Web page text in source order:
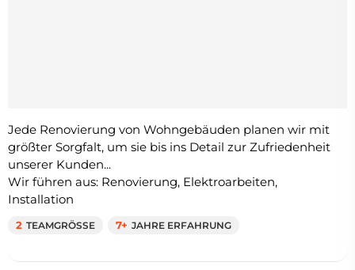
Jede Renovierung von Wohngebäuden planen wir mit
größter Sorgfalt, um sie bis ins Detail zur Zufriedenheit
unserer Kunden...
Wir führen aus: Renovierung, Elektroarbeiten,
Installation
2 TEAMGRÖSSE 7+ JAHRE ERFAHRUNG